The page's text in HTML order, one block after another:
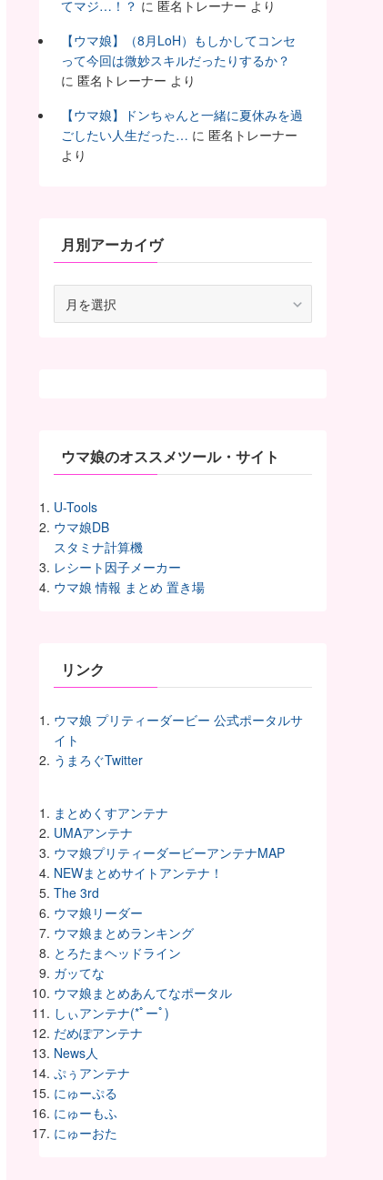
てマジ…！？ に 匿名トレーナー より
【ウマ娘】（8月LoH）もしかしてコンセ
って今回は微妙スキルだったりするか？
に 匿名トレーナー より
【ウマ娘】ドンちゃんと一緒に夏休みを過
ごしたい人生だった… に 匿名トレーナー
より
月別アーカイヴ
ウマ娘のオススメツール・サイト
U-Tools
ウマ娘DB
スタミナ計算機
レシート因子メーカー
ウマ娘 情報 まとめ 置き場
リンク
ウマ娘 プリティーダービー 公式ポータルサ
イト
うまろぐTwitter
まとめくすアンテナ
UMAアンテナ
ウマ娘プリティーダービーアンテナMAP
NEWまとめサイトアンテナ！
The 3rd
ウマ娘リーダー
ウマ娘まとめランキング
とろたまヘッドライン
ガッてな
ウマ娘まとめあんてなポータル
しぃアンテナ(*ﾟーﾟ)
だめぽアンテナ
News人
ぷぅアンテナ
にゅーぷる
にゅーもふ
にゅーおた